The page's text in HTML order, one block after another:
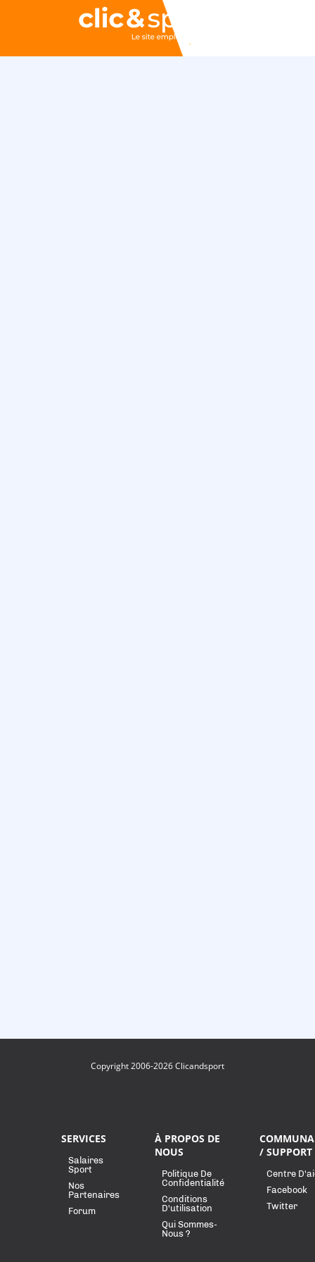
Copyright 2006-2026 Clicandsport
SERVICES
Salaires
Sport
Nos
Partenaires
Forum
À PROPOS DE
NOUS
Politique De
Confidentialité
Conditions
D'utilisation
Qui Sommes-
Nous ?
/ SUPPORT
Centre
Facebook
Twitter